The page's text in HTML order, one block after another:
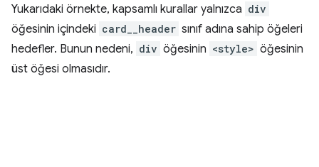
Yukarıdaki örnekte, kapsamlı kurallar yalnızca div
öğesinin içindeki card__header sınıf adına sahip öğeleri
hedefler. Bunun nedeni, div öğesinin <style> öğesinin
üst öğesi olmasıdır.